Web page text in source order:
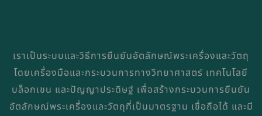
เราเป็นระบบและวิธีการยืนยันอัตลักษณ์พระเครื่องและวัตถุ
โดยเครื่องมือและกระบวนการทางวิทยาศาสตร์ เทคโนโลยี
บล็อกเชน และปัญญาประดิษฐ์ เพื่อสร้างกระบวนการยืนยัน
อัตลักษณ์พระเครื่องและวัตถุที่เป็นมาตรฐาน เชื่อถือได้ และมี